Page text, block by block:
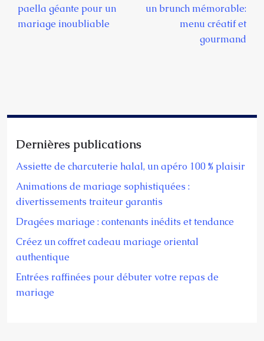
paella géante pour un
mariage inoubliable
un brunch mémorable:
menu créatif et
gourmand
Dernières publications
Assiette de charcuterie halal, un apéro 100 % plaisir
Animations de mariage sophistiquées :
divertissements traiteur garantis
Dragées mariage : contenants inédits et tendance
Créez un coffret cadeau mariage oriental
authentique
Entrées raffinées pour débuter votre repas de
mariage